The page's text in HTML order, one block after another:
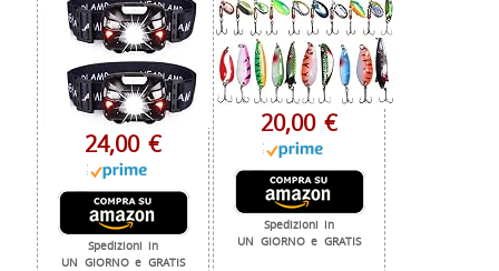
24,00 €
Spedizioni in
UN GIORNO e GRATIS
20,00 €
Spedizioni in
UN GIORNO e GRATIS